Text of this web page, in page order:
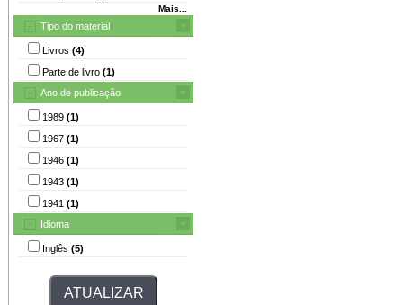
Mais...
Tipo do material
Livros (4)
Parte de livro (1)
Ano de publicação
1989 (1)
1967 (1)
1946 (1)
1943 (1)
1941 (1)
Idioma
Inglês (5)